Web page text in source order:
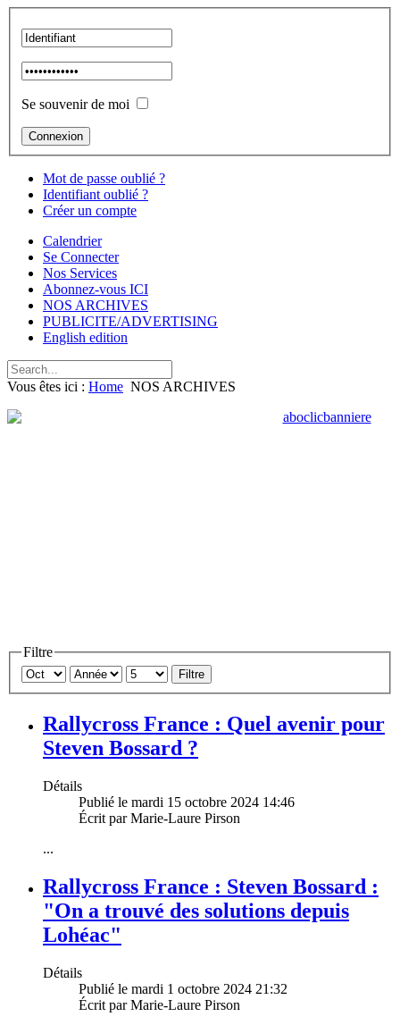
Se souvenir de moi
Mot de passe oublié ?
Identifiant oublié ?
Créer un compte
Calendrier
Se Connecter
Nos Services
Abonnez-vous ICI
NOS ARCHIVES
PUBLICITE/ADVERTISING
English edition
Vous êtes ici : Home NOS ARCHIVES
Filtre
Filtre
Rallycross France : Quel avenir pour
Steven Bossard ?
Détails
Publié le mardi 15 octobre 2024 14:46
Écrit par Marie-Laure Pirson
...
Rallycross France : Steven Bossard :
"On a trouvé des solutions depuis
Lohéac"
Détails
Publié le mardi 1 octobre 2024 21:32
Écrit par Marie-Laure Pirson